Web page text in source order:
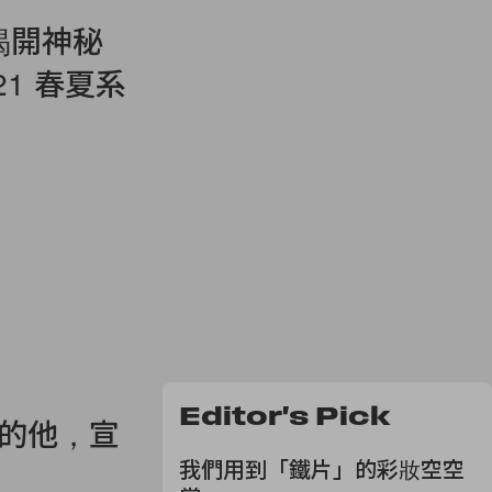
開神秘
春夏系
他，宣
Editor's Pick
我們用到「鐵片」的彩妝空空